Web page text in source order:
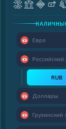
Евро
Российский
RUB
Доллары
Грузинский